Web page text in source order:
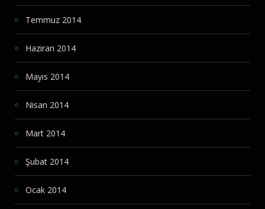
Temmuz 2014
Haziran 2014
Mayıs 2014
Nisan 2014
Mart 2014
Şubat 2014
Ocak 2014